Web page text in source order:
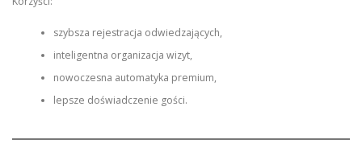
szybsza rejestracja odwiedzających,
inteligentna organizacja wizyt,
nowoczesna automatyka premium,
lepsze doświadczenie gości.